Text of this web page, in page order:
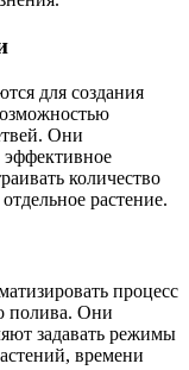
для создания
Они
эффективное
количество
растение.
процесс
полива. Они
задавать режимы
времени